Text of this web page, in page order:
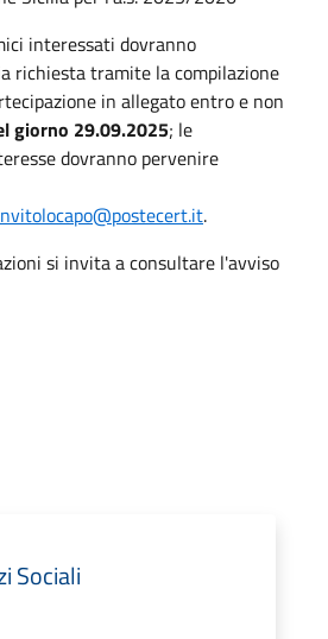
interessati dovranno
richiesta tramite la compilazione
in allegato entro e non
giorno 29.09.2025; le
dovranno pervenire
.
si invita a consultare l'avviso
Sociali